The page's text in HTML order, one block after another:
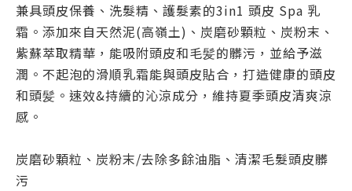
兼具頭皮保養、洗髮精、護髮素的3in1 頭皮 Spa 乳
霜。添加來自天然泥(高嶺土)、炭磨砂顆粒、炭粉末、
紫蘇萃取精華，能吸附頭皮和毛髪的髒污，並給予滋
潤。不起泡的滑順乳霜能與頭皮貼合，打造健康的頭皮
和頭髪。速效&持續的沁涼成分，維持夏季頭皮清爽涼
感。
炭磨砂顆粒、炭粉末/去除多餘油脂、清潔毛髮頭皮髒
污